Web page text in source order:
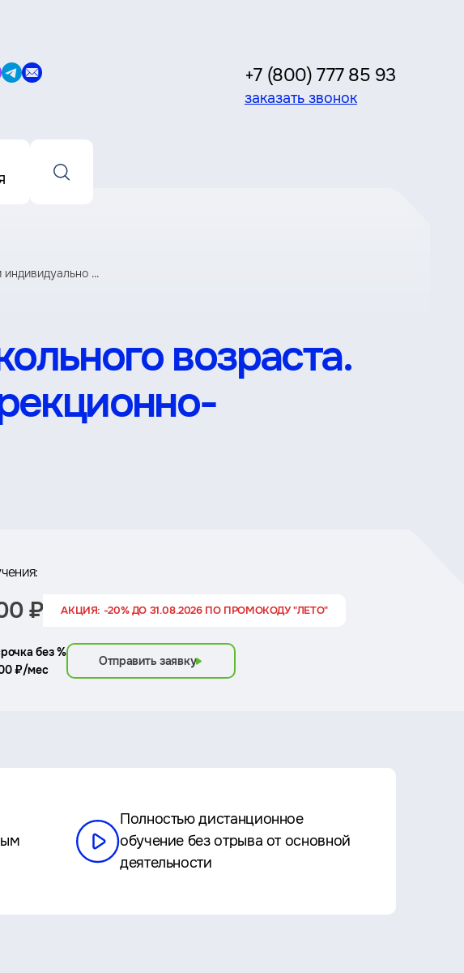
Написать
Написать
+7 (800) 777 85 93
заказать звонок
...
возраста.
₽ АКЦИЯ: -20% ДО 31.08.2026 ПО ПРОМОКОДУ "ЛЕТО"
без %
₽/мес
Отправить заявку
Полностью дистанционное
обучение без отрыва от основной
деятельности